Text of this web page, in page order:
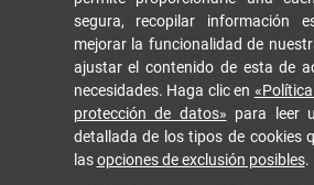
países. Esta es una lista no
marcas comerciales de igus SE &
empresas afiliadas de igus en
Europea, EE.UU. y/u otros países
igus® SE & Co. KG puntualiza que
producto de las empresas Allen
Baumüller, Beckhoff, Lahr, Control
Danaher Motion, ELAU, FAGOR,
segura, recopilar información
mejorar la funcionalidad de
ajustar el contenido de esta de
necesidades. Haga clic en
protección de datos» para leer
detallada de los tipos de cookies
lasopciones de exclusión posibles.